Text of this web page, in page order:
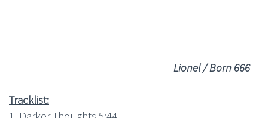
Lionel / Born 666
Tracklist: